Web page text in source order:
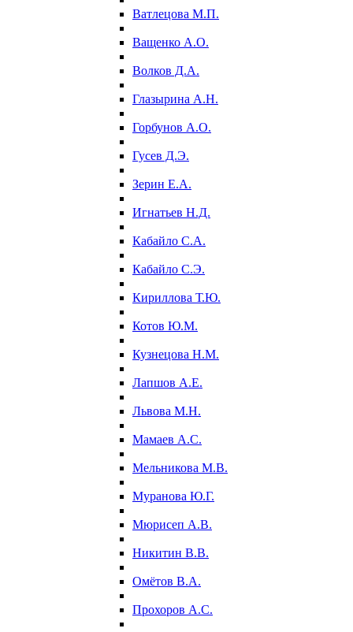
Ватлецова М.П.
Ващенко А.О.
Волков Д.А.
Глазырина А.Н.
Горбунов А.О.
Гусев Д.Э.
Зерин Е.А.
Игнатьев Н.Д.
Кабайло С.А.
Кабайло С.Э.
Кириллова Т.Ю.
Котов Ю.М.
Кузнецова Н.М.
Лапшов А.Е.
Львова М.Н.
Мамаев А.С.
Мельникова М.В.
Муранова Ю.Г.
Мюрисеп А.В.
Никитин В.В.
Омётов В.А.
Прохоров А.С.